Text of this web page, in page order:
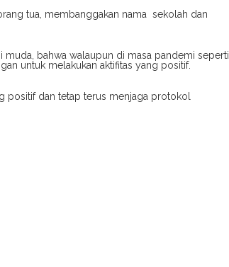
tua, membanggakan nama sekolah dan
bahwa walaupun di masa pandemi seperti
untuk melakukan aktifitas yang positif.
positif dan tetap terus menjaga protokol